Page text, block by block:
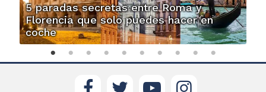
5 paradas secretas entre Roma y
Florencia que solo puedes hacer en
coche